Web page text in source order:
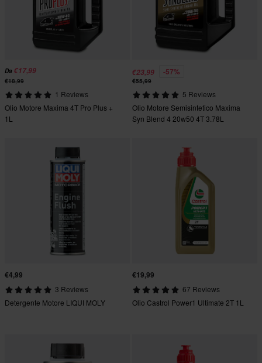
Da €17,99
€18,99
1 Reviews
Olio Motore Maxima 4T Pro Plus +
1L
€23,99 -57%
€55,99
5 Reviews
Olio Motore Semisintetico Maxima
Syn Blend 4 20w50 4T 3.78L
€4,99
3 Reviews
Detergente Motore LIQUI MOLY
€19,99
67 Reviews
Olio Castrol Power1 Ultimate 2T 1L